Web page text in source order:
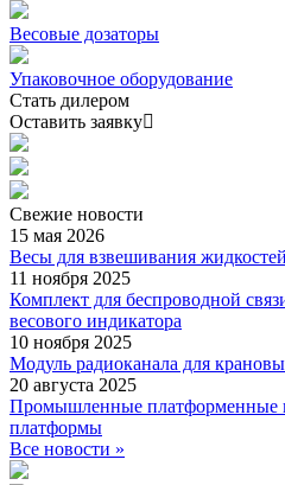
Весовые дозаторы
Упаковочное оборудование
Стать дилером
Оставить заявку
Свежие новости
15 мая 2026
Весы для взвешивания
11 ноября 2025
Комплект для беспроводной
весового индикатора
10 ноября 2025
Модуль радиоканала для
20 августа 2025
Промышленные платформенные
платформы
Все новости »